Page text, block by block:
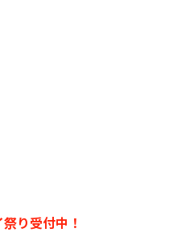
り受付中！